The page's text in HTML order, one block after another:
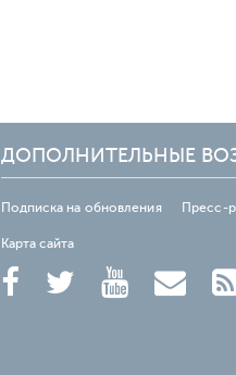
ДОПОЛНИТЕЛЬНЫЕ
Подписка на обновления Пресс-
Карта сайта